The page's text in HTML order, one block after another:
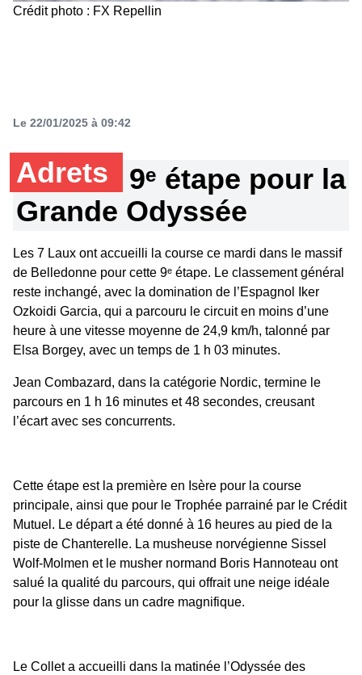
Crédit photo : FX Repellin
Le 22/01/2025 à 09:42
Adrets
9ᵉ étape pour la
Grande Odyssée
Les 7 Laux ont accueilli la course ce mardi dans le massif
de Belledonne pour cette 9ᵉ étape. Le classement général
reste inchangé, avec la domination de l’Espagnol Iker
Ozkoidi Garcia, qui a parcouru le circuit en moins d’une
heure à une vitesse moyenne de 24,9 km/h, talonné par
Elsa Borgey, avec un temps de 1 h 03 minutes.
Jean Combazard, dans la catégorie Nordic, termine le
parcours en 1 h 16 minutes et 48 secondes, creusant
l’écart avec ses concurrents.
Cette étape est la première en Isère pour la course
principale, ainsi que pour le Trophée parrainé par le Crédit
Mutuel. Le départ a été donné à 16 heures au pied de la
piste de Chanterelle. La musheuse norvégienne Sissel
Wolf-Molmen et le musher normand Boris Hannoteau ont
salué la qualité du parcours, qui offrait une neige idéale
pour la glisse dans un cadre magnifique.
Le Collet a accueilli dans la matinée l’Odyssée des